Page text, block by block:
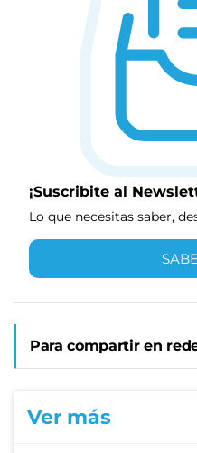
¡Suscribite al
Lo que necesitas saber,
Para compartir en
Ver más